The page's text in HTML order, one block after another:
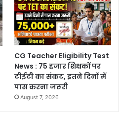
CG Teacher Eligibility Test
News : 75 हजार शिक्षकों पर
टीईटी का संकट, इतने दिनों में
पास करना जरूरी
August 7, 2026